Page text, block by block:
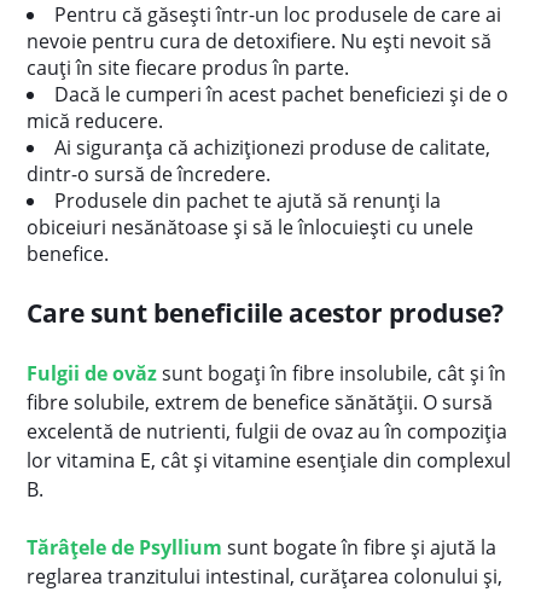
Pentru că găsești într-un loc produsele de care ai
nevoie pentru cura de detoxifiere. Nu ești nevoit să
cauți în site fiecare produs în parte.
Dacă le cumperi în acest pachet beneficiezi și de o
mică reducere.
Ai siguranța că achiziționezi produse de calitate,
dintr-o sursă de încredere.
Produsele din pachet te ajută să renunți la
obiceiuri nesănătoase și să le înlocuiești cu unele
benefice.
Care sunt beneficiile acestor produse?
Fulgii de ovăzsunt bogați în fibre insolubile, cât și în
fibre solubile, extrem de benefice sănătății. O sursă
excelentă de nutrienti, fulgii de ovaz au în compoziția
lor vitamina E, cât și vitamine esențiale din complexul
B.
Tărâțele de Psylliumsunt bogate în fibre și ajută la
reglarea tranzitului intestinal, curățarea colonului și,